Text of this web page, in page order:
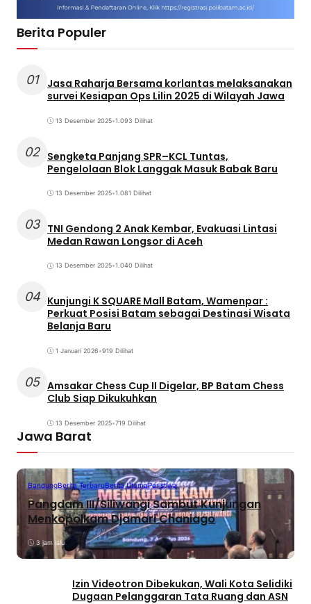
Berita Populer
01
Jasa Raharja Bersama korlantas melaksanakan
survei Kesiapan Ops Lilin 2025 di Wilayah Jawa
13 Desember 2025•1.093 Dilihat
02 Sengketa Panjang SPR–KCL Tuntas,
Pengelolaan Blok Langgak Masuk Babak Baru
13 Desember 2025•1.081 Dilihat
03 TNI Gendong 2 Anak Kembar, Evakuasi Lintasi
Medan Rawan Longsor di Aceh
13 Desember 2025•1.040 Dilihat
04 Kunjungi K SQUARE Mall Batam, Wamenpar :
Perkuat Posisi Batam sebagai Destinasi Wisata
Belanja Baru
1 Januari 2026•919 Dilihat
05 Amsakar Chess Cup II Digelar, BP Batam Chess
Club Siap Dikukuhkan
13 Desember 2025•719 Dilihat
Jawa Barat
BandungBerita TerbaruBerita UtamaPeristiwa
Pangdam III/Siliwangi Sambut Kunjungan
Menkopolkam Djamari Chaniago
3 jam lalu
Izin Videotron Dibekukan, Wali Kota Selidiki
Dugaan Pelanggaran Tata Ruang dan ASN